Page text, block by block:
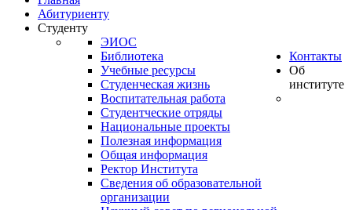
Абитуриенту
Студенту
ЭИОС
Библиотека
Учебные ресурсы
Студенческая жизнь
Воспитательная работа
Студентческие отряды
Национальные проекты
Полезная информация
Контакты
Об
институте
Общая информация
Ректор Института
Сведения об образовательной
организации